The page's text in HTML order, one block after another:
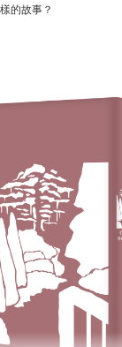
的故事？